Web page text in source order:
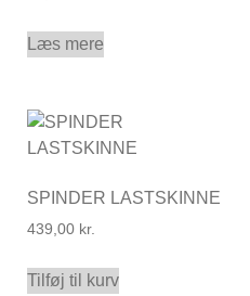
Læs mere
SPINDER LASTSKINNE
439,00 kr.
Tilføj til kurv